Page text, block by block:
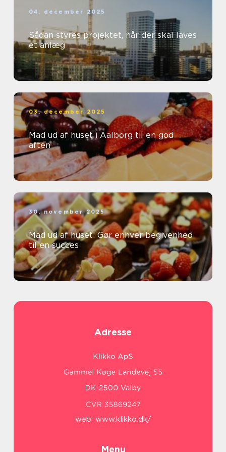
04. december 2025
Sådan styres projektet, når der skal laves
et anlæg
03. december 2025
Mad ud af huset i Aalborg til en god
aften
30. november 2025
Mad ud af huset: Gør enhver begivenhed
til en succes
Adresse
web: www.klikko.dk/
Menu